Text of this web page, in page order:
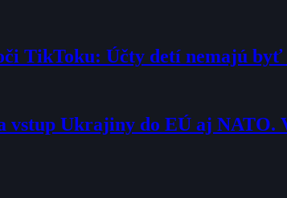
TikToku: Účty detí nemajú
vstup Ukrajiny do EÚ aj NATO.